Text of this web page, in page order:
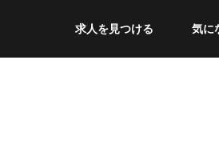
求人を見つける 気に